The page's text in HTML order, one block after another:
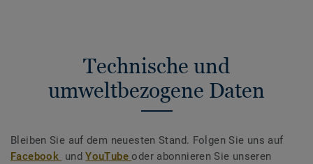
Technische und
umweltbezogene Daten
Bleiben Sie auf dem neuesten Stand. Folgen Sie uns auf
Facebook undYouTubeoder abonnieren Sie unseren